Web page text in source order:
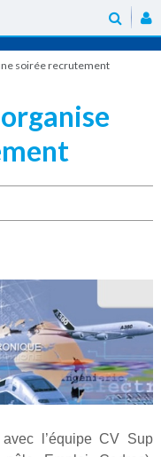
soirée recrutement
l’équipe CV Sup